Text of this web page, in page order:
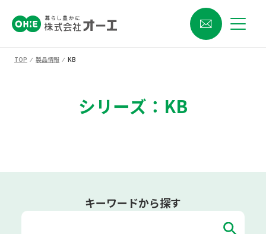
TOP ⁄ 製品情報 ⁄ KB
シリーズ：KB
キーワードから探す